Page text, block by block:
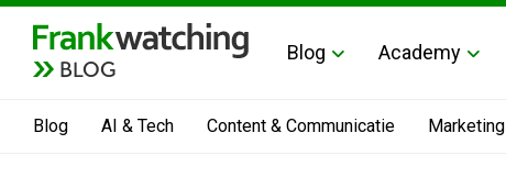
BLOG
Blog Academy
Blog AI & Tech Content & Communicatie Marketing